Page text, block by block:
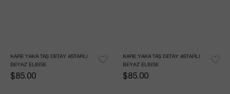
KARE YAKA TAŞ DETAY ASTARLI
BEYAZ ELBISE
$85.00
KARE YAKA TAŞ DETAY ASTARLI
BEYAZ ELBISE
$85.00